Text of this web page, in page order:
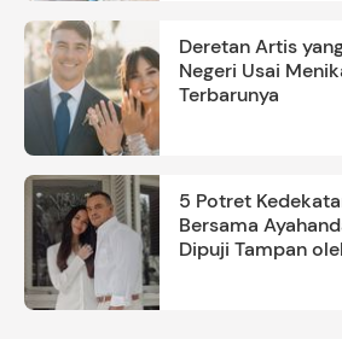
Deretan Artis
Negeri Usai
Terbarunya
5 Potret
Bersama
Dipuji Tampan